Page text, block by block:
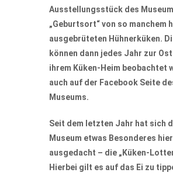
Ausstellungsstück des
„Geburtsort“ von so manchem
ausgebrüteten Hühnerküken.
können dann jedes Jahr zur
ihrem Küken-Heim beobachtet
auch auf der Facebook Seite
Museums.
Seit dem letzten Jahr hat sich
Museum etwas Besonderes
ausgedacht – die „Küken-
Hierbei gilt es auf das Ei zu